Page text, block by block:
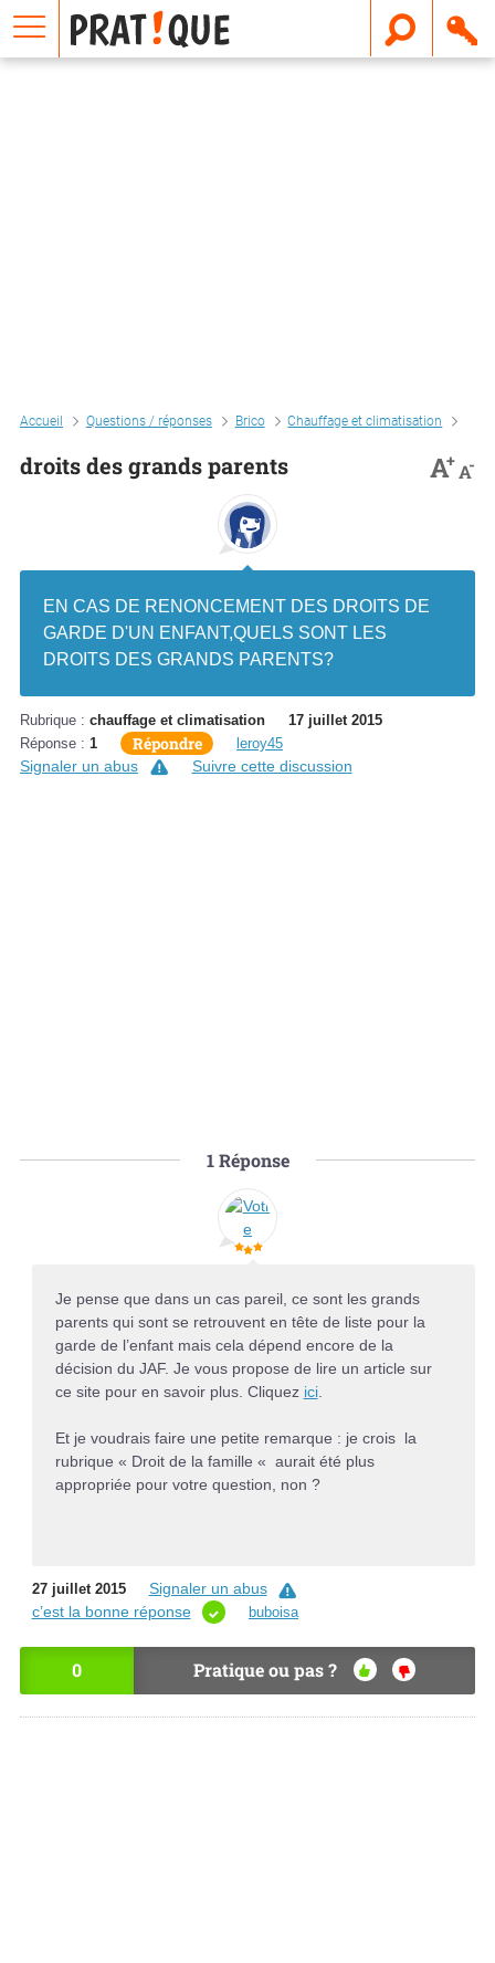
Accueil Questions / réponses Brico Chauffage et climatisation
droits des grands parents A+A-
EN CAS DE RENONCEMENT DES DROITS DE
GARDE D'UN ENFANT,QUELS SONT LES
DROITS DES GRANDS PARENTS?
Rubrique : chauffage et climatisation
17 juillet 2015
Réponse : 1 Répondre leroy45
Signaler un abus Suivre cette discussion
1Réponse
Je pense que dans un cas pareil, ce sont les grands
parents qui sont se retrouvent en tête de liste pour la
garde de l’enfant mais cela dépend encore de la
décision du JAF. Je vous propose de lire un article sur
ce site pour en savoir plus. Cliquez ici.
Et je voudrais faire une petite remarque : je crois la
rubrique « Droit de la famille « aurait été plus
appropriée pour votre question, non ?
27 juillet 2015
Signaler un abus
c’est la bonne réponse
buboisa
0 Pratique ou pas ?
OU
I
NO
E
m
a